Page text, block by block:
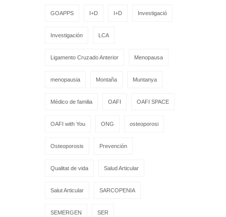
GOAPPS I+D I+D Investigació
Investigación LCA
Ligamento Cruzado Anterior Menopausa
menopausia Montaña Muntanya
Médico de familia OAFI OAFI SPACE
OAFI with You ONG osteoporosi
Osteoporosis Prevención
Qualitat de vida Salud Articular
Salut Articular SARCOPENIA
SEMERGEN SER